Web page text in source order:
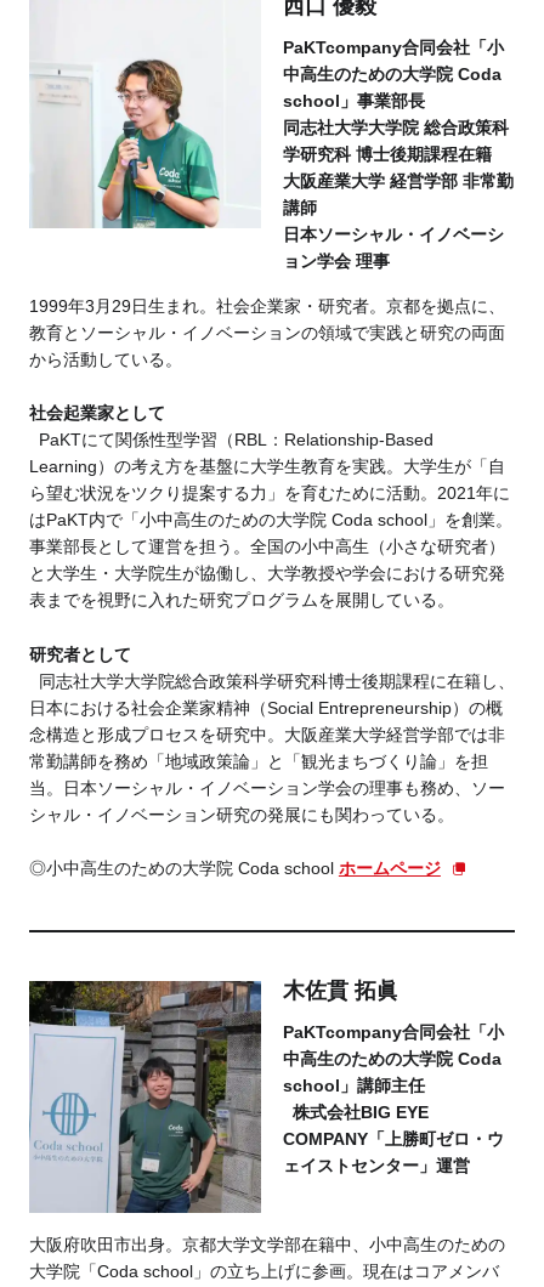
西口 優毅
PaKTcompany合同会社「小
中高生のための大学院 Coda
school」事業部長
同志社大学大学院 総合政策科
学研究科 博士後期課程在籍
大阪産業大学 経営学部 非常勤
講師
日本ソーシャル・イノベーシ
ョン学会 理事
1999年3月29日生まれ。社会企業家・研究者。京都を拠点に、
教育とソーシャル・イノベーションの領域で実践と研究の両面
から活動している。
社会起業家として
PaKTにて関係性型学習（RBL：Relationship-Based
Learning）の考え方を基盤に大学生教育を実践。大学生が「自
ら望む状況をツクり提案する力」を育むために活動。2021年に
はPaKT内で「小中高生のための大学院 Coda school」を創業。
事業部長として運営を担う。全国の小中高生（小さな研究者）
と大学生・大学院生が協働し、大学教授や学会における研究発
表までを視野に入れた研究プログラムを展開している。
研究者として
同志社大学大学院総合政策科学研究科博士後期課程に在籍し、
日本における社会企業家精神（Social Entrepreneurship）の概
念構造と形成プロセスを研究中。大阪産業大学経営学部では非
常勤講師を務め「地域政策論」と「観光まちづくり論」を担
当。日本ソーシャル・イノベーション学会の理事も務め、ソー
シャル・イノベーション研究の発展にも関わっている。
◎小中高生のための大学院 Coda school ホームページ
木佐貫 拓眞
PaKTcompany合同会社「小
中高生のための大学院 Coda
school」講師主任
株式会社BIG EYE
COMPANY「上勝町ゼロ・ウ
ェイストセンター」運営
大阪府吹田市出身。京都大学文学部在籍中、小中高生のための
大学院「Coda school」の立ち上げに参画。現在はコアメンバ